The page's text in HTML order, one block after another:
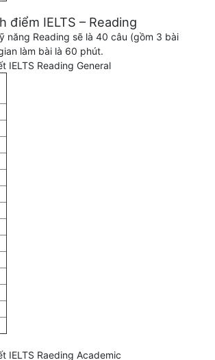
điểm IELTS – Reading
năng Reading sẽ là 40 câu (gồm 3 bài
làm bài là 60 phút.
IELTS Reading General
IELTS Raeding Academic